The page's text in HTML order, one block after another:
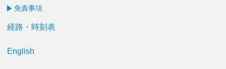
免責事項
経路・時刻表
English